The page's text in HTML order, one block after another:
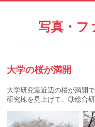
写真・フ
大学の桜が満開
大学研究室近辺の桜が満開
研究棟を見上げて、③総合研